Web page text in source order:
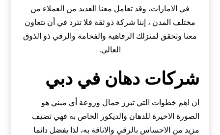
في الامارات، وقد تعامل معنا العديد من العملاء من
مختلف المدن ، إننا شركة ذو ثقة فلا تترد في أن تتعاون
معنا وتحقق لمنزلك الرفاهية والفخامة والرقي ذو الذوق
العالي.
شركات دهان في دبي
ان اهم خطوات التي تبرز جمال وروعة أي مبني هو
الصورة الاخيرة للدهان والديكور الخاص به فهي تضيف
مزيد من الاحساس بالرقي والاناقة به، لذا يفضل دائما